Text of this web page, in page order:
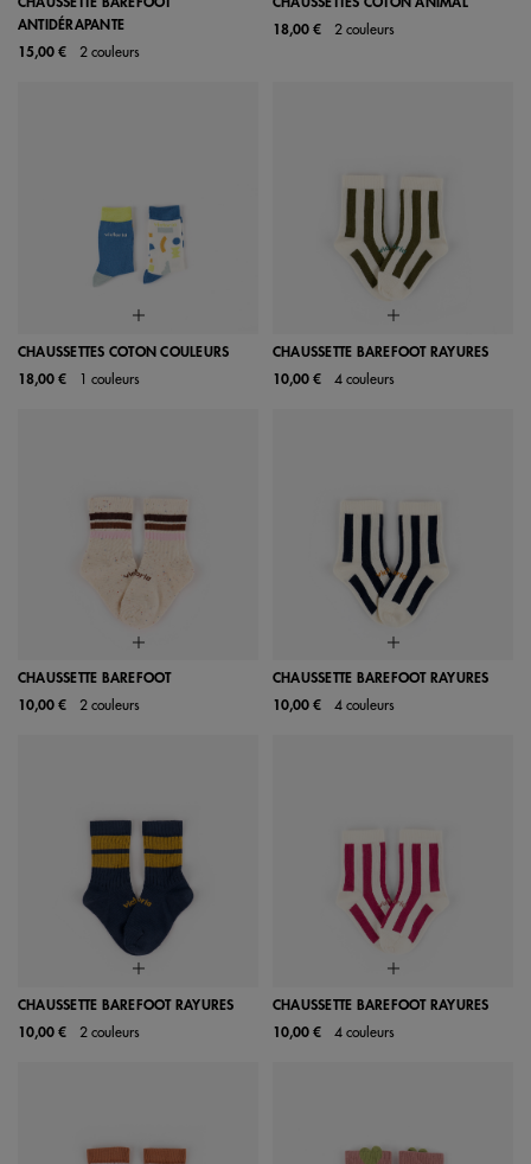
ANTIDÉRAPANTE
15,00 €
2 couleurs
18,00 €
2 couleurs
CHAUSSETTES COTON COULEURS
18,00 €
1 couleurs
CHAUSSETTE BAREFOOT RAYURES
10,00 €
4 couleurs
CHAUSSETTE BAREFOOT
10,00 €
2 couleurs
CHAUSSETTE BAREFOOT RAYURES
10,00 €
4 couleurs
CHAUSSETTE BAREFOOT RAYURES
10,00 €
2 couleurs
CHAUSSETTE BAREFOOT RAYURES
10,00 €
4 couleurs